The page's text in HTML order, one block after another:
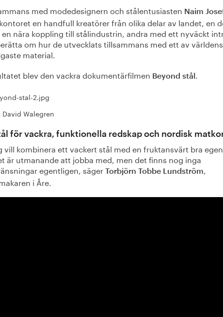
med modedesignern och stålentusiasten Naim
en handfull kreatörer från olika delar av landet, en
en nära koppling till stålindustrin, andra med ett nyväckt
om hur de utvecklats tillsammans med ett av världens
material.
blev den vackra dokumentärfilmen Beyond stål .
David Walegren
för vackra, funktionella redskap och nordisk
vill kombinera ett vackert stål med en fruktansvärt bra
är utmanande att jobba med, men det finns nog inga
egentligen, säger Torbjörn Tobbe Lundström,
i Åre.